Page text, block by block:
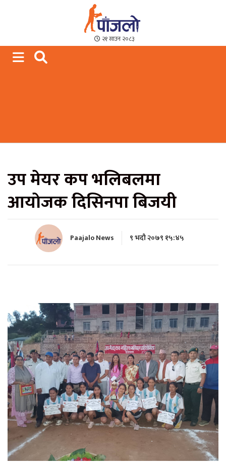
Paajalo News
We are from Far West Nepal
२१ साउन २०८३
उप मेयर कप भलिबलमा
आयाेजक दिसिनपा बिजयी
Paajalo News ९ भदौ २०७९ १५:४५